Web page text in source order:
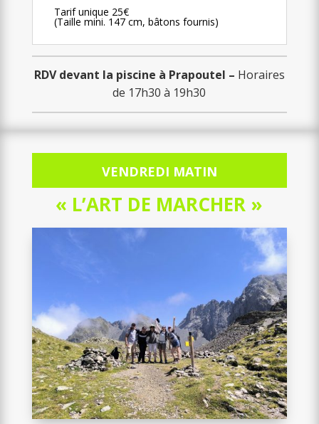
Tarif unique 25€
(Taille mini. 147 cm, bâtons fournis)
RDV devant la piscine à Prapoutel – Horaires
de 17h30 à 19h30
VENDREDI MATIN
« L’ART DE MARCHER »